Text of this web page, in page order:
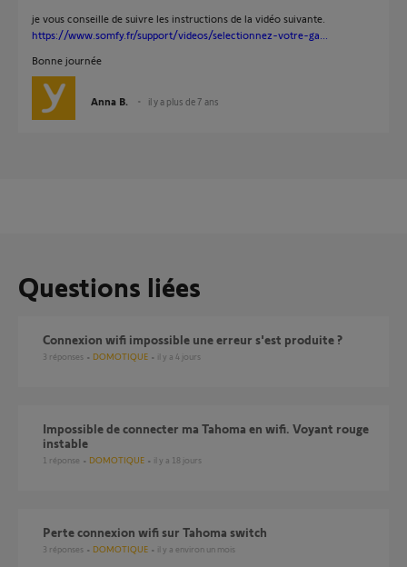
je vous conseille de suivre les instructions de la vidéo suivante.
https://www.somfy.fr/support/videos/selectionnez-votre-ga...
Bonne journée
Anna B. il y a plus de 7 ans
Questions liées
Connexion wifi impossible une erreur s'est produite ?
3 réponses DOMOTIQUE il y a 4 jours
Impossible de connecter ma Tahoma en wifi. Voyant rouge
instable
1 réponse DOMOTIQUE il y a 18 jours
perte connexion wifi sur Tahoma switch
3 réponses DOMOTIQUE il y a environ un mois